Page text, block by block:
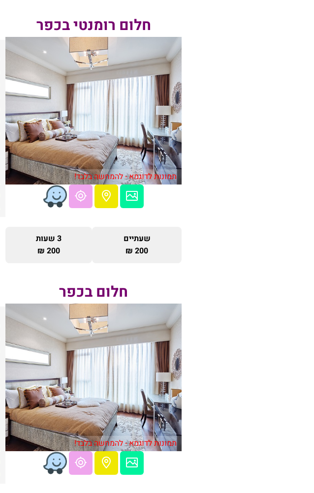
חלום רומנטי בכפר
תמונות לדוגמא - להמחשה בלבד!
שעתיים
200 ₪
3 שעות
200 ₪
חלום בכפר
תמונות לדוגמא - להמחשה בלבד!